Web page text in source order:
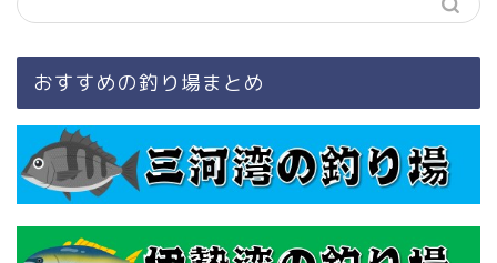
おすすめの釣り場まとめ